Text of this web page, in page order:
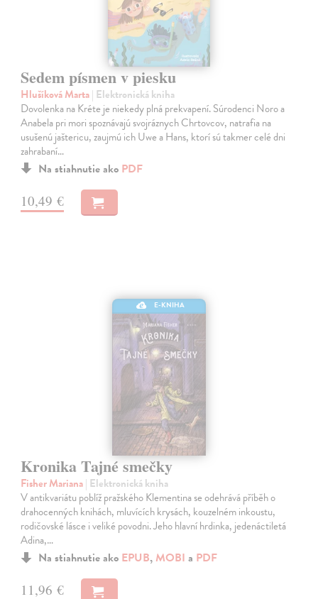
Sedem písmen v piesku
Hlušíková Marta| Elektronická kniha
Dovolenka na Kréte je niekedy plná prekvapení. Súrodenci Noro a
Anabela pri mori spoznávajú svojráznych Chrtovcov, natrafia na
usušenú jaštericu, zaujmú ich Uwe a Hans, ktorí sú takmer celé dni
zahrabaní…
Na stiahnutie ako PDF
10,49 €
E-KNIHA
Kronika Tajné smečky
Fisher Mariana| Elektronická kniha
V antikvariátu poblíž pražského Klementina se odehrává příběh o
drahocenných knihách, mluvících krysách, kouzelném inkoustu,
rodičovské lásce i veliké povodni. Jeho hlavní hrdinka, jedenáctiletá
Adina,…
Na stiahnutie ako EPUB, MOBI a PDF
11,96 €